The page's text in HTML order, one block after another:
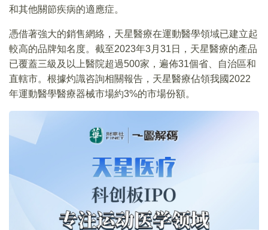
和其他關節疾病的適應症。
憑借著強大的銷售網絡，天星醫療在運動醫學領域已建立起
較高的品牌知名度。截至2023年3月31日，天星醫療的產品
已覆蓋三級及以上醫院超過500家，遍佈31個省、自治區和
直轄市。根據灼識咨詢相關報告，天星醫療佔領我國2022
年運動醫學醫療器械市場約3%的市場份額。